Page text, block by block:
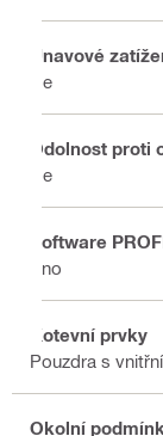
Únavové
Ne
Odolnost proti
Ne
Software
Ano
Kotevní prvky
Pouzdra s
Okolní